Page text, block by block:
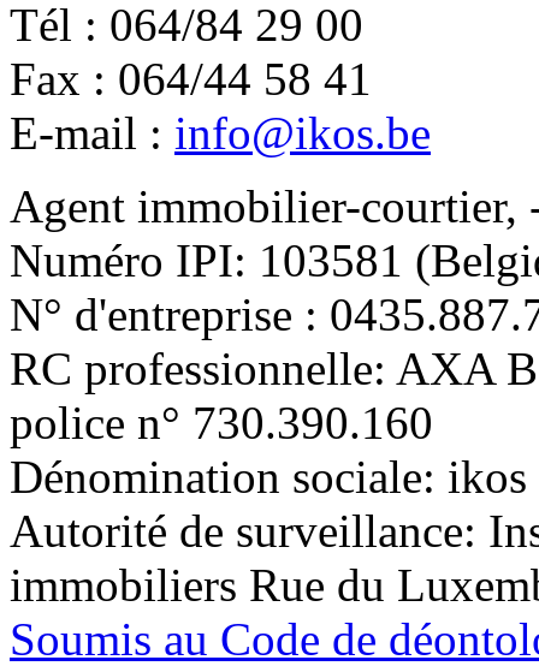
Tél : 064/84 29 00
Fax : 064/44 58 41
E-mail : info@ikos.be
Agent immobilier-courtier,
Numéro IPI: 103581
N° d'entreprise :
RC professionnelle: AXA
police n° 730.390.160
Dénomination sociale: ikos
Autorité de surveillance:
immobiliers Rue du
Soumis au Code de